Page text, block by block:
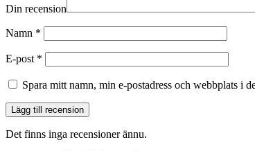
Din recension
Namn *
E-post *
Spara mitt namn, min e-postadress och webbplats i
Det finns inga recensioner ännu.